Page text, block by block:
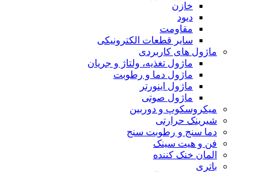
خازن
دیود
مقاومت
سایر قطعات الکترونیکی
ماژول های کاربردی
ماژول تغذیه، ولتاژ و جریان
ماژول دما و رطوبت
ماژول اینورتر
ماژول صوتی
میکروسکوپ و دوربین
شیرینک حرارتی
دما سنج و رطوبت سنج
فن و هیت سینک
المان خنک کننده
باتری